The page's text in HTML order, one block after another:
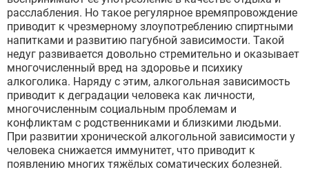
расслабления. Но такое регулярное времяпровождение
приводит к чрезмерному злоупотреблению спиртными
напитками и развитию пагубной зависимости. Такой
недуг развивается довольно стремительно и оказывает
многочисленный вред на здоровье и психику
алкоголика. Наряду с этим, алкогольная зависимость
приводит к деградации человека как личности,
многочисленным социальным проблемам и
конфликтам с родственниками и близкими людьми.
При развитии хронической алкогольной зависимости у
человека снижается иммунитет, что приводит к
появлению многих тяжёлых соматических болезней.